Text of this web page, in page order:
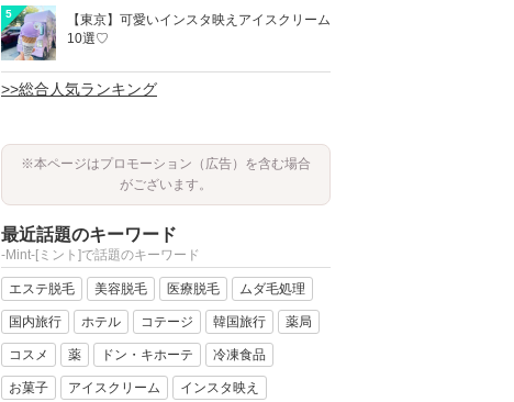
5
【東京】可愛いインスタ映えアイスクリーム
10選♡
>>総合人気ランキング
※本ページはプロモーション（広告）を含む場合
がございます。
最近話題のキーワード
-Mint-[ミント]で話題のキーワード
エステ脱毛 美容脱毛 医療脱毛 ムダ毛処理
国内旅行 ホテル コテージ 韓国旅行 薬局
コスメ 薬 ドン・キホーテ 冷凍食品
お菓子 アイスクリーム インスタ映え